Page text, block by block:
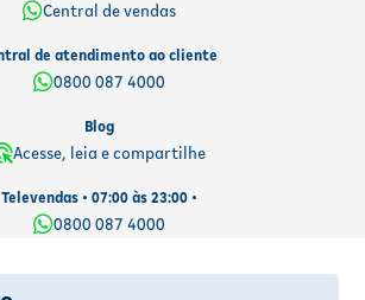
Central de vendas
de atendimento ao cliente
0800 087 4000
Blog
Acesse, leia e compartilhe
Televendas • 07:00 às 23:00 •
0800 087 4000